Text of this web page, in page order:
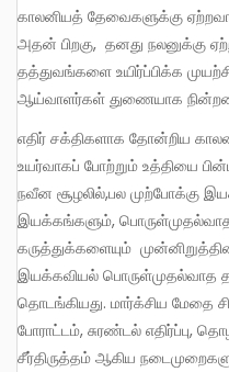
காலனியத் தேவைகளுக்கு
அதன் பிறகு, தனது நலனுக்கு
தத்துவங்களை உயிர்ப்பிக்க
ஆய்வாளர்கள் துணையாக
எதிர் சக்திகளாக தோன்றிய காலனிய எதிர்ப்பு சக்திகள் பழமையை
உயர்வாகப் போற்றும் உத்தியை
நவீன சூழலில்,பல முற்போக்கு
இயக்கங்களும்,
கருத்துக்களையும்
இயக்கவியல் பொருள்முதல்வாத
தொடங்கியது. மார்க்சிய மேதை
போராட்டம், சுரண்டல் எதிர்ப்பு,
சீர்திருத்தம் ஆகிய